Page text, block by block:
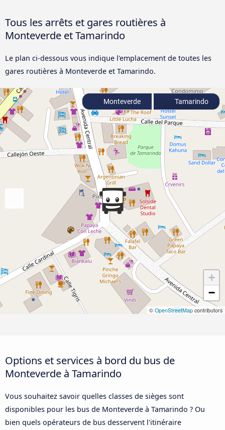
Tous les arrêts et gares routières à
Monteverde et Tamarindo
Le plan ci-dessous vous indique l'emplacement de toutes les
gares routières à Monteverde et Tamarindo.
+
−
© OpenStreetMap contributors
Monteverde Tamarindo
Options et services à bord du bus de
Monteverde à Tamarindo
Vous souhaitez savoir quelles classes de sièges sont
disponibles pour les bus de Monteverde à Tamarindo ? Ou
bien quels opérateurs de bus desservent l'itinéraire